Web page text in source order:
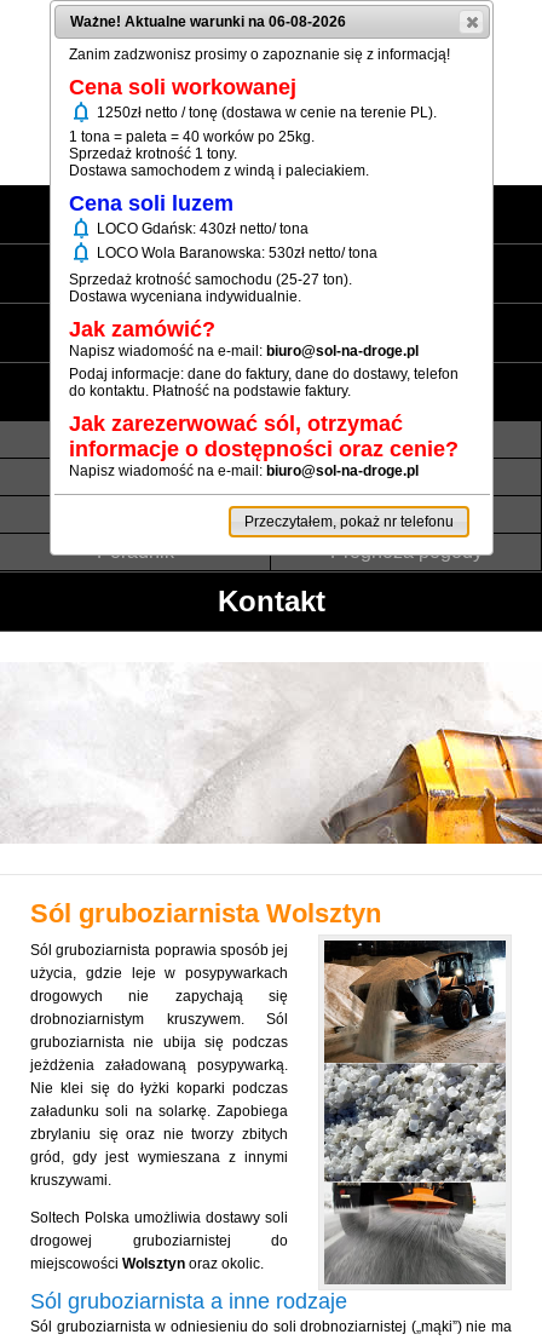
(+48) 12 333 73 21
Strona główna
Sól workowana
Sól luzem
Informacje
Transport luzem
Termin realizacji
Płatność
Atesty i referencje
Poradnik
Prognoza pogody
Kontakt
Sól gruboziarnista Wolsztyn
Sól gruboziarnista poprawia sposób jej
użycia, gdzie leje w posypywarkach
drogowych nie zapychają się
drobnoziarnistym kruszywem. Sól
gruboziarnista nie ubija się podczas
jeżdżenia załadowaną posypywarką.
Nie klei się do łyżki koparki podczas
załadunku soli na solarkę. Zapobiega
zbrylaniu się oraz nie tworzy zbitych
gród, gdy jest wymieszana z innymi
kruszywami.
Soltech Polska umożliwia dostawy soli
drogowej gruboziarnistej do
miejscowości Wolsztyn oraz okolic.
Sól gruboziarnista a inne rodzaje
Sól gruboziarnista w odniesieniu do soli drobnoziarnistej („mąki”) nie ma
Ważne! Aktualne warunki na 06-08-2026
Zanim zadzwonisz prosimy o zapoznanie się z informacją!
Cena soli workowanej
notifications 1250zł netto / tonę (dostawa w cenie na terenie PL).
1 tona = paleta = 40 worków po 25kg.
Sprzedaż krotność 1 tony.
Dostawa samochodem z windą i paleciakiem.
Cena soli luzem
notifications LOCO Gdańsk: 430zł netto/ tona
notifications LOCO Wola Baranowska: 530zł netto/ tona
Sprzedaż krotność samochodu (25-27 ton).
Dostawa wyceniana indywidualnie.
Jak zamówić?
Napisz wiadomość na e-mail: biuro@sol-na-droge.pl
Podaj informacje: dane do faktury, dane do dostawy, telefon
do kontaktu. Płatność na podstawie faktury.
Jak zarezerwować sól, otrzymać
informacje o dostępności oraz cenie?
Napisz wiadomość na e-mail: biuro@sol-na-droge.pl
Przeczytałem, pokaż nr telefonu